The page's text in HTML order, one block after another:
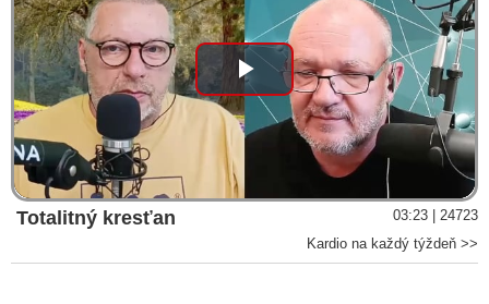
Play
Video
Totalitný kresťan
03:23 | 24723
Kardio na každý týždeň >>